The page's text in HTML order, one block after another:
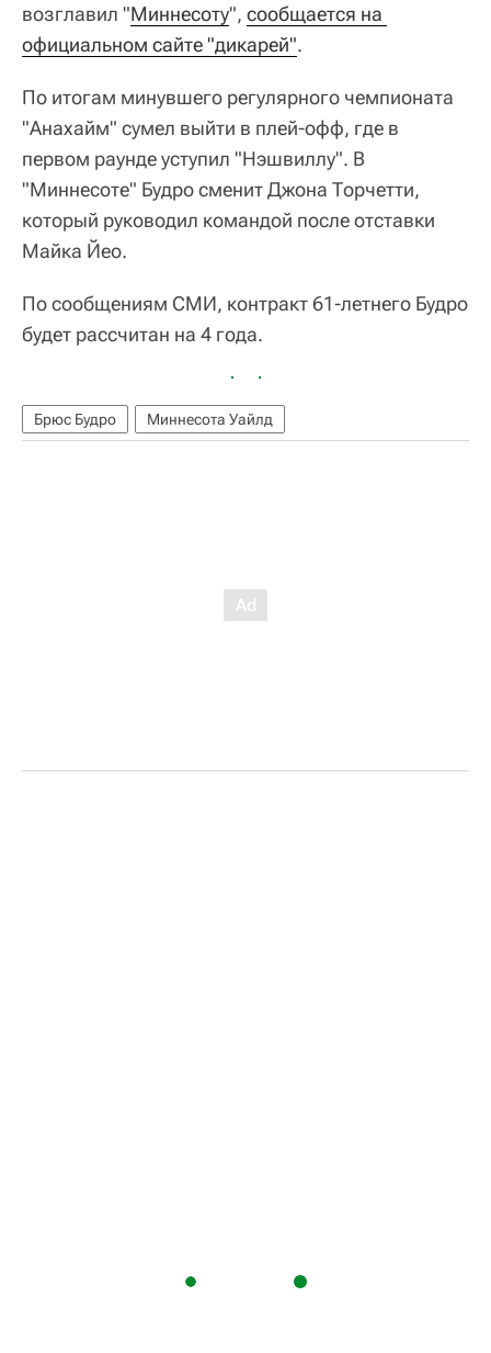
возглавил "Миннесоту", сообщается на
официальном сайте "дикарей".
По итогам минувшего регулярного чемпионата
"Анахайм" сумел выйти в плей-офф, где в
первом раунде уступил "Нэшвиллу". В
"Миннесоте" Будро сменит Джона Торчетти,
который руководил командой после отставки
Майка Йео.
По сообщениям СМИ, контракт 61-летнего Будро
будет рассчитан на 4 года.
Брюс Будро Миннесота Уайлд